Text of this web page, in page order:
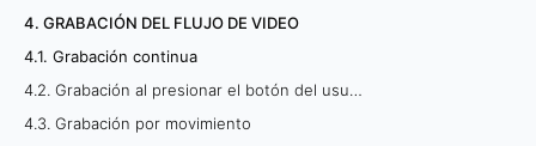
4. GRABACIÓN DEL FLUJO DE VIDEO
4.1. Grabación continua
4.2. Grabación al presionar el botón del usuario
4.3. Grabación por movimiento
a